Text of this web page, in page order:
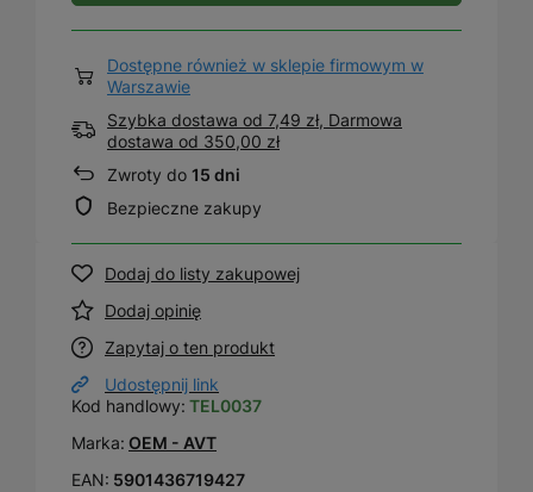
Dostępne również w sklepie firmowym w
Warszawie
Szybka dostawa od 7,49 zł, Darmowa
dostawa od 350,00 zł
Zwroty do 15 dni
Bezpieczne zakupy
Dodaj do listy zakupowej
Dodaj opinię
Zapytaj o ten produkt
Udostępnij link
Kod handlowy: TEL0037
Marka: OEM - AVT
EAN: 5901436719427